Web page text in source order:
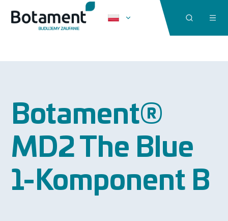
Botament®
MD2 The Blue
1-Komponent B